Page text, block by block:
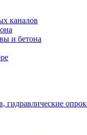
каналов
и бетона
гидравлические